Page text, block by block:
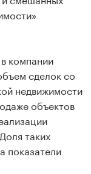
компании
сделок со
недвижимости
объектов
таких
показатели